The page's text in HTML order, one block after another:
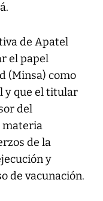
de Apatel
el papel
(Minsa) como
y que el titular
del
materia
de la
y
de vacunación.